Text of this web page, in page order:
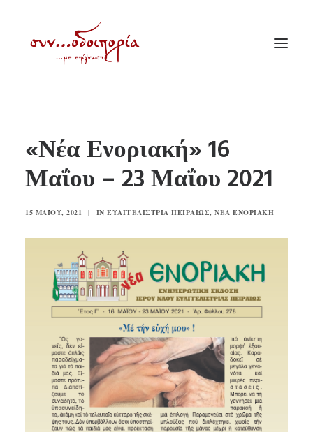
ΘΕΜΑΤΟΛΟΓΙΑ
ΑΝΑΚΟΙΝΩΣΕΙΣ
ΠΑΛΑΙΑ ΣΥΝΟΔΟΙΠΟΡΙΑ
ΕΠΙΚΟΙΝΩΝΙΑ
SEARCH
«Νέα Ενοριακή» 16
Μαΐου – 23 Μαΐου 2021
15 ΜΑΪ́ΟΥ, 2021 | IN ΕΥΑΓΓΕΛΊΣΤΡΙΑ ΠΕΙΡΑΙΏΣ, ΝΈΑ ΕΝΟΡΙΑΚΉ